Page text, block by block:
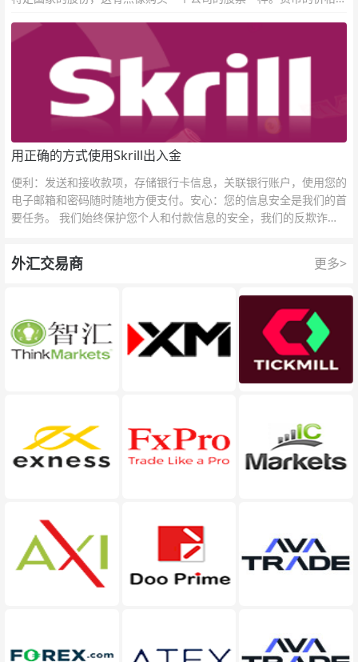
用正确的方式使用Skrill出入金
便利：发送和接收款项，存储银行卡信息，关联银行账户，使用您的
电子邮箱和密码随时随地方便支付。安心：您的信息安全是我们的首
要任务。 我们始终保护您个人和付款信息的安全，我们的反欺诈团
外汇交易商 更多>